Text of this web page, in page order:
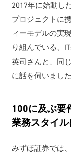
2017年に始動し
プロジェクトに
ィーモデルの実
り組んでいる、
英司さんと、同
に話を伺いました
100に及ぶ要
業務スタイ
みずほ証券では